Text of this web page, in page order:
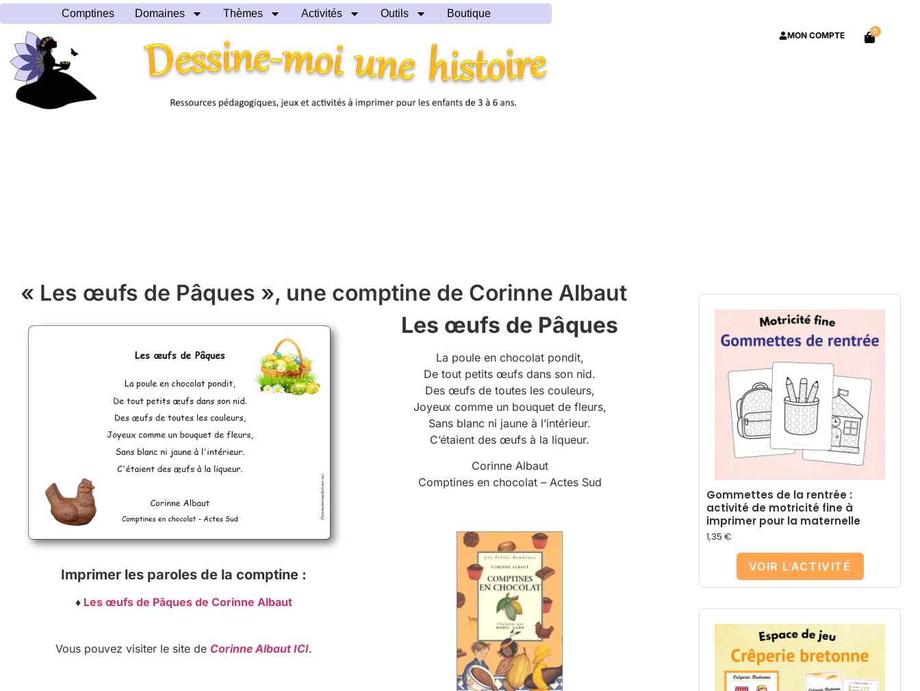
MON COMPTE 0
Comptines Domaines Thèmes Activités Outils Boutique
« Les œufs de Pâques », une comptine de Corinne Albaut
Imprimer les paroles de la comptine :
♦ Les œufs de Pâques de Corinne Albaut
Vous pouvez visiter le site de Corinne Albaut ICI.
Les œufs de Pâques
La poule en chocolat pondit,
De tout petits œufs dans son nid.
Des œufs de toutes les couleurs,
Joyeux comme un bouquet de fleurs,
Sans blanc ni jaune à l’intérieur.
C’étaient des œufs à la liqueur.
Corinne Albaut
Comptines en chocolat – Actes Sud
Gommettes de la rentrée :
activité de motricité fine à
imprimer pour la maternelle
1,35 €
VOIR L'ACTIVITÉ